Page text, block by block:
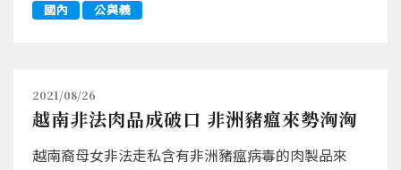
國內 公與義
2021/08/26
越南非法肉品成破口 非洲豬瘟來勢洶洶
越南裔母女非法走私含有非洲豬瘟病毒的肉製品來